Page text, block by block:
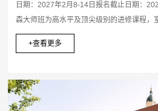
日期：2027年2月8-14日报名截止日期：
森大师班为高水平及顶尖级别的进修课程，
+查看更多